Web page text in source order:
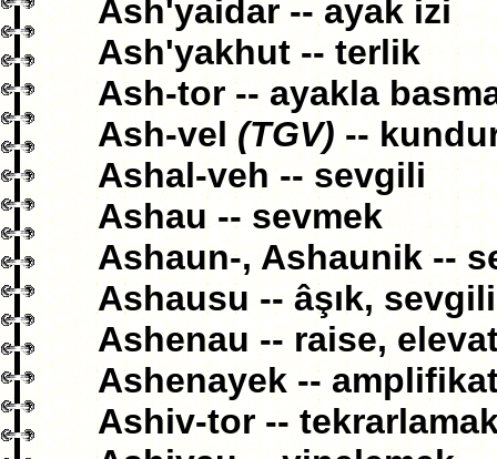
Ash'yaidar -- ayak izi
Ash'yakhut -- terlik
Ash-tor -- ayakla
Ash-vel(TGV) --
Ashal-veh -- sevgili
Ashau -- sevmek
Ashaun-, Ashaunik --
Ashausu -- âşık, sevgili
Ashenau -- raise,
Ashenayek --
Ashiv-tor --